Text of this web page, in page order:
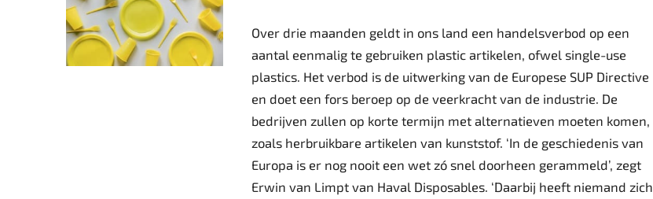
Over drie maanden geldt in ons land een handelsverbod op een
aantal eenmalig te gebruiken plastic artikelen, ofwel single-use
plastics. Het verbod is de uitwerking van de Europese SUP Directive
en doet een fors beroep op de veerkracht van de industrie. De
bedrijven zullen op korte termijn met alternatieven moeten komen,
zoals herbruikbare artikelen van kunststof. ‘In de geschiedenis van
Europa is er nog nooit een wet zó snel doorheen gerammeld’, zegt
Erwin van Limpt van Haval Disposables. ‘Daarbij heeft niemand zich